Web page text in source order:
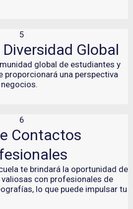
5
Global
global de estudiantes y
proporcionará una perspectiva
6
Contactos
te brindará la oportunidad de
con profesionales de
lo que puede impulsar tu